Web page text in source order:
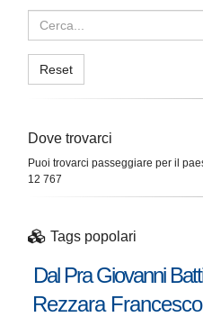
Reset
Dove trovarci
Puoi trovarci passeggiare per il
12 767
Tags popolari
Dal Pra Giovanni
Rezzara Francesco